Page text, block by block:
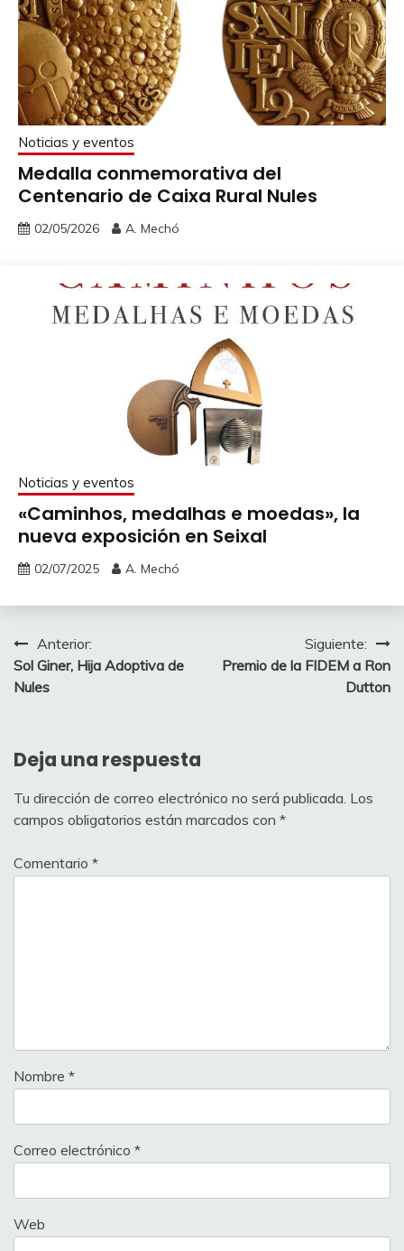
Noticias y eventos
Medalla conmemorativa del
Centenario de Caixa Rural Nules
02/05/2026 A. Mechó
Noticias y eventos
«Caminhos, medalhas e moedas», la
nueva exposición en Seixal
02/07/2025 A. Mechó
Navegación
de
Anterior:
Sol Giner, Hija Adoptiva de
Nules
Siguiente:
Premio de la FIDEM a Ron
Dutton
Deja una respuesta
Tu dirección de correo electrónico no será publicada. Los
campos obligatorios están marcados con *
Comentario *
Nombre *
Correo electrónico *
Web